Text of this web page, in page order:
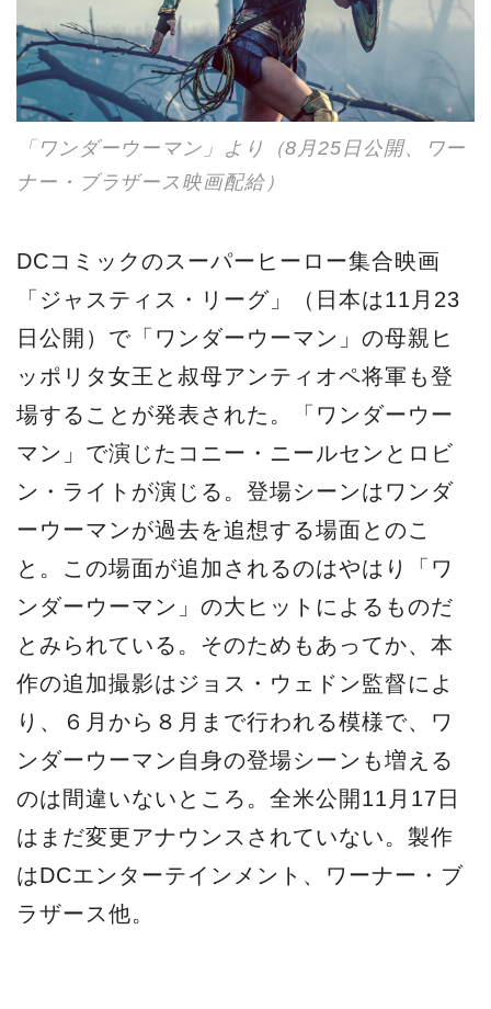
日公開）で「ワンダーウーマン」の母親ヒ
ッポリタ女王と叔母アンティオペ将軍も登
場することが発表された。「ワンダーウー
マン」で演じたコニー・ニールセンとロビ
ン・ライトが演じる。登場シーンはワンダ
と。この場面が追加されるのはやはり「ワ
ンダーウーマン」の大ヒットによるものだ
とみられている。そのためもあってか、本
作の追加撮影はジョス・ウェドン監督によ
り、６月から８月まで行われる模様で、ワ
ンダーウーマン自身の登場シーンも増える
のは間違いないところ。全米公開11月17日
はまだ変更アナウンスされていない。製作
はDCエンターテインメント、ワーナー・ブ
ラザース他。
源
源
News Movie
「ジャスティス・リーグ」
「ワンダーウーマン」